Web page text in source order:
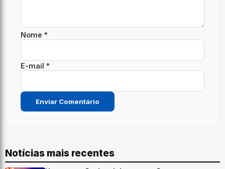
Nome *
E-mail *
Notícias mais recentes